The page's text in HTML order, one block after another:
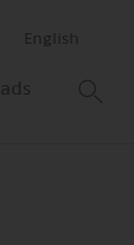
English